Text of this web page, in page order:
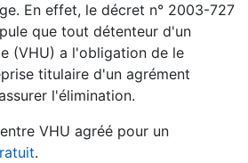
En effet, le décret n° 2003-727
que tout détenteur d'un
(VHU) a l'obligation de le
titulaire d'un agrément
l'élimination.
VHU agréé pour un
.